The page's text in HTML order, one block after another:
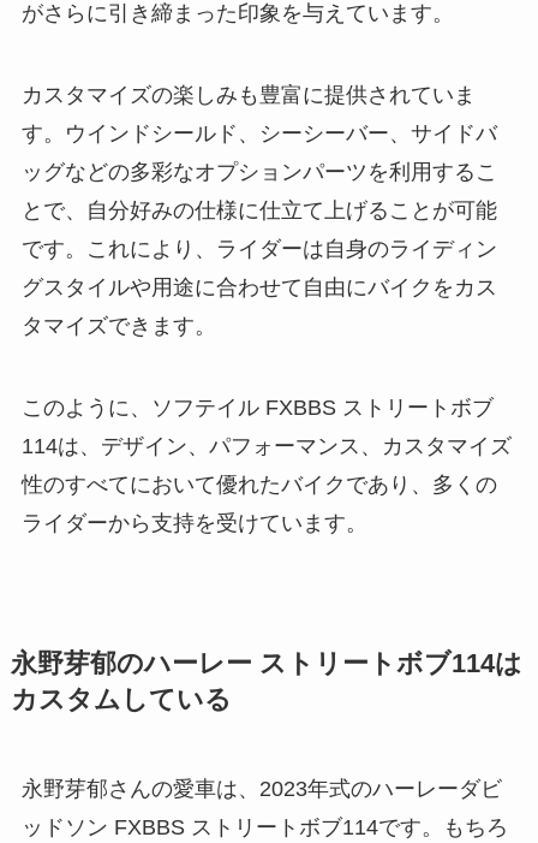
がさらに引き締まった印象を与えています。
カスタマイズの楽しみも豊富に提供されていま
す。ウインドシールド、シーシーバー、サイドバ
ッグなどの多彩なオプションパーツを利用するこ
とで、自分好みの仕様に仕立て上げることが可能
です。これにより、ライダーは自身のライディン
グスタイルや用途に合わせて自由にバイクをカス
タマイズできます。
このように、ソフテイル FXBBS ストリートボブ
114は、デザイン、パフォーマンス、カスタマイズ
性のすべてにおいて優れたバイクであり、多くの
ライダーから支持を受けています。
永野芽郁のハーレー ストリートボブ114は
カスタムしている
永野芽郁さんの愛車は、2023年式のハーレーダビ
ッドソン FXBBS ストリートボブ114です。もちろ